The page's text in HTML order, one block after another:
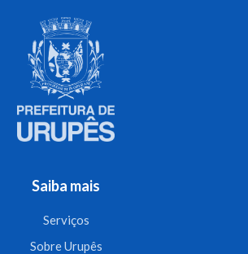
Saiba mais
Serviços
Sobre Urupês